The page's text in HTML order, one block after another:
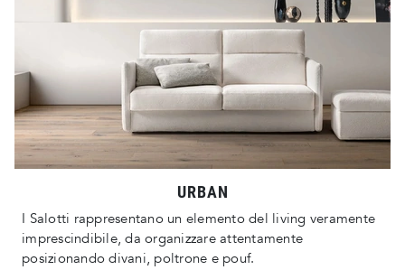
URBAN
I Salotti rappresentano un elemento del living veramente
imprescindibile, da organizzare attentamente
posizionando divani, poltrone e pouf.